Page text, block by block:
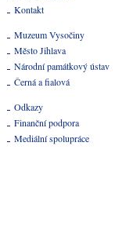
Kontakt
Muzeum Vysočiny
Město Jihlava
Národní památkový ústav
Černá a fialová
Odkazy
Finanční podpora
Mediální spolupráce